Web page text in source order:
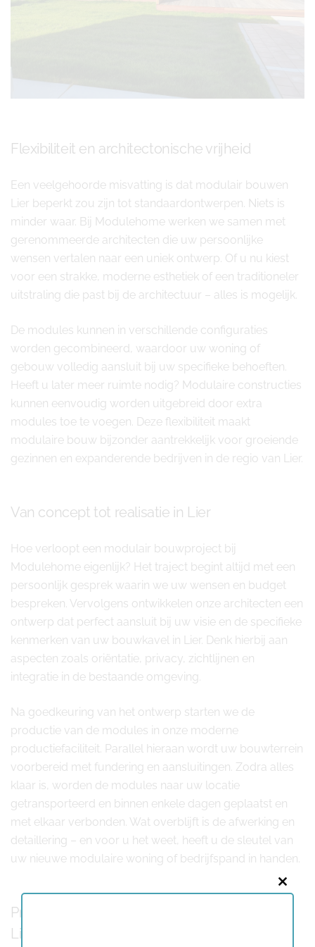
Flexibiliteit en architectonische vrijheid
Een veelgehoorde misvatting is dat modulair bouwen
Lier beperkt zou zijn tot standaardontwerpen. Niets is
minder waar. Bij Modulehome werken we samen met
gerenommeerde architecten die uw persoonlijke
wensen vertalen naar een uniek ontwerp. Of u nu kiest
voor een strakke, moderne esthetiek of een traditioneler
uitstraling die past bij de architectuur – alles is mogelijk.
De modules kunnen in verschillende configuraties
worden gecombineerd, waardoor uw woning of
gebouw volledig aansluit bij uw specifieke behoeften.
Heeft u later meer ruimte nodig? Modulaire constructies
kunnen eenvoudig worden uitgebreid door extra
modules toe te voegen. Deze flexibiliteit maakt
modulaire bouw bijzonder aantrekkelijk voor groeiende
gezinnen en expanderende bedrijven in de regio van Lier.
Van concept tot realisatie in Lier
Hoe verloopt een modulair bouwproject bij
Modulehome eigenlijk? Het traject begint altijd met een
persoonlijk gesprek waarin we uw wensen en budget
bespreken. Vervolgens ontwikkelen onze architecten een
ontwerp dat perfect aansluit bij uw visie en de specifieke
kenmerken van uw bouwkavel in Lier. Denk hierbij aan
aspecten zoals oriëntatie, privacy, zichtlijnen en
integratie in de bestaande omgeving.
Na goedkeuring van het ontwerp starten we de
productie van de modules in onze moderne
productiefaciliteit. Parallel hieraan wordt uw bouwterrein
voorbereid met fundering en aansluitingen. Zodra alles
klaar is, worden de modules naar uw locatie
getransporteerd en binnen enkele dagen geplaatst en
met elkaar verbonden. Wat overblijft is de afwerking en
detaillering – en voor u het weet, heeft u de sleutel van
uw nieuwe modulaire woning of bedrijfspand in handen.
Praktijkvoorbeelden van modulair bouwen in
Lier
Close